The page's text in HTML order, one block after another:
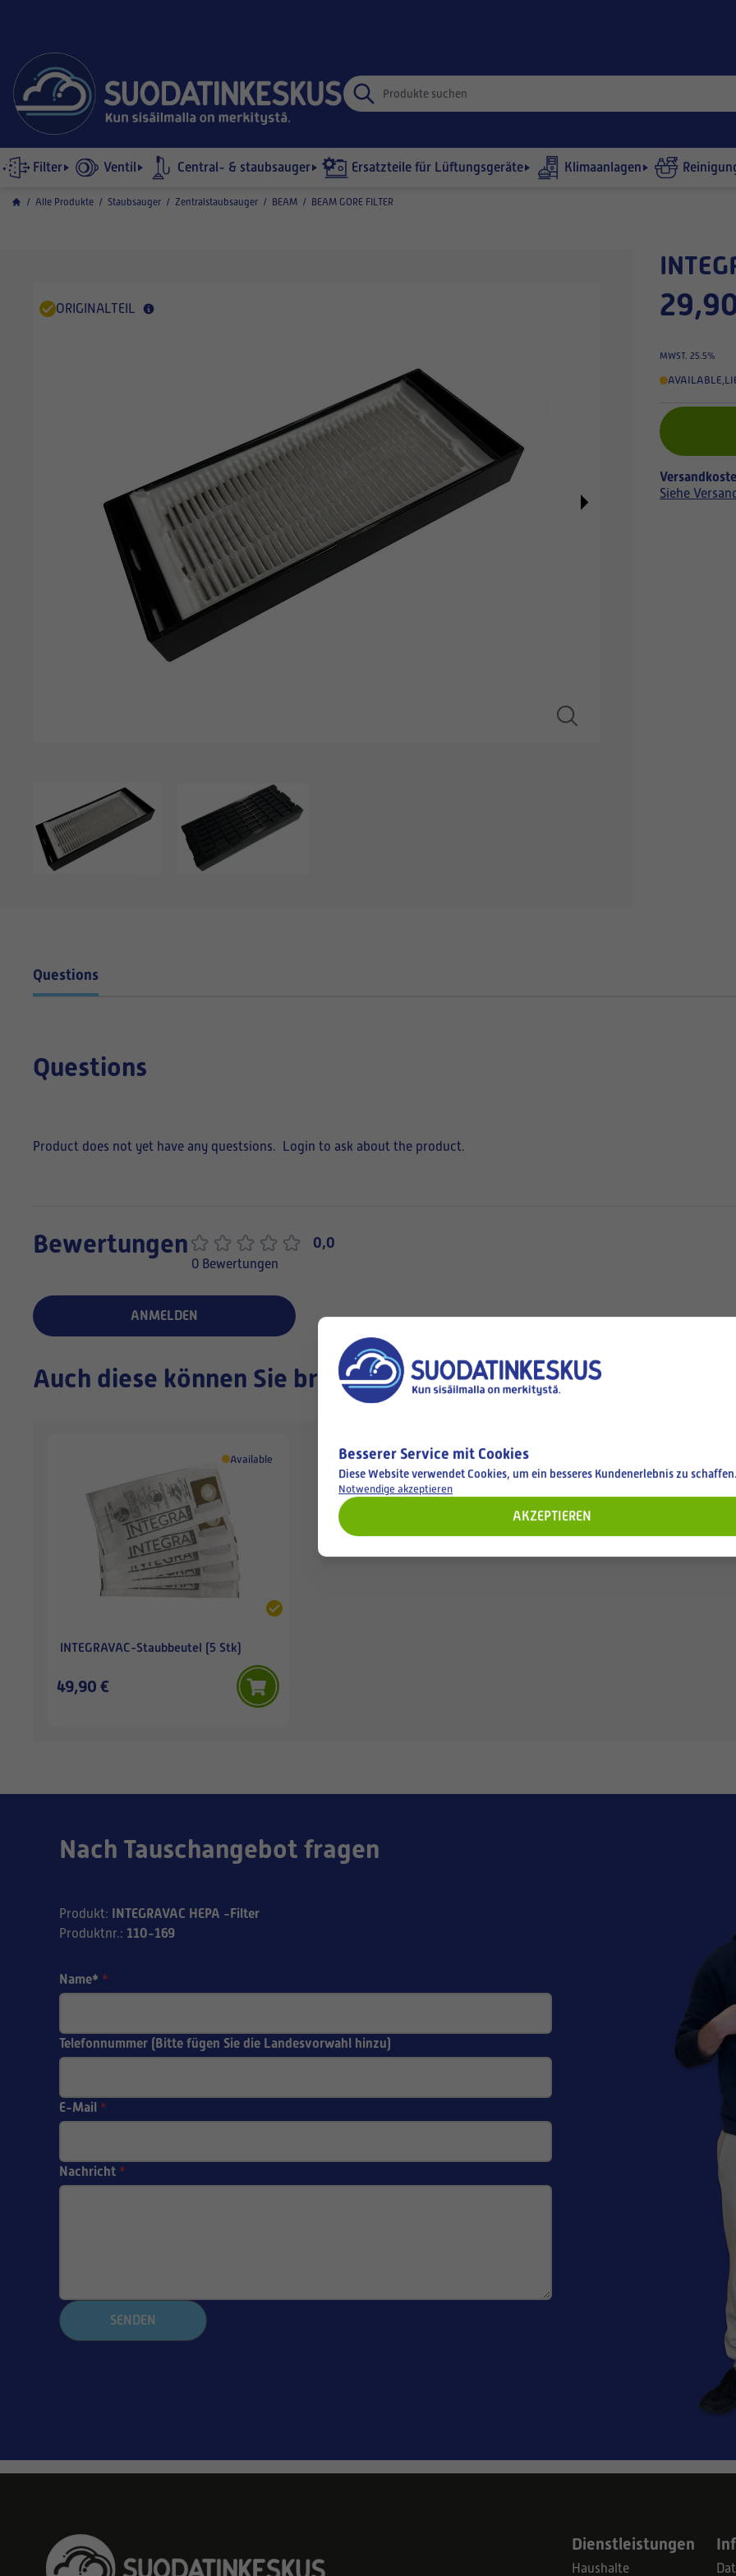
Filter Ventil Central- & staubsauger Ersatzteile für Lüftungsgeräte Klimaanlagen
/ Alle Produkte / Staubsauger / Zentralstaubsauger / BEAM / BEAM GORE FILTER
ORIGINALTEIL
MWST. 25.5%
AVAILABLE,
Siehe
Questions
Questions
Product does not yet have any questsions. Login to ask about the product.
Bewertungen 0,0
0 Bewertungen
ANMELDEN
Auch diese können Sie brauchen
Available
INTEGRAVAC-Staubbeutel (5 Stk)
49,90 €
Nach Tauschangebot fragen
Produkt: INTEGRAVAC HEPA -Filter
Produktnr.: 110-169
Name* *
Telefonnummer (Bitte fügen Sie die Landesvorwahl hinzu)
E-Mail *
Nachricht *
SENDEN
Dienstleistungen
Haushalte
Besserer Service mit Cookies
Diese Website verwendet Cookies, um ein besseres Kundenerlebnis zu schaffen.
Notwendige akzeptieren
AKZEPTIEREN